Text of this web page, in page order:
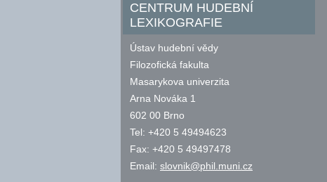
CENTRUM HUDEBNÍ
LEXIKOGRAFIE
Ústav hudební vědy
Filozofická fakulta
Masarykova univerzita
Arna Nováka 1
602 00 Brno
Tel: +420 5 49494623
Fax: +420 5 49497478
Email: slovnik@phil.muni.cz